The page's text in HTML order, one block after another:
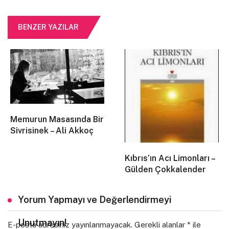
aynı durumda olduğunu söyleyene dek. O gece yani
kasımın on sekizinde tüm eşyalarımızı kitaplarımız da
elbiseler kalmıştı ve neden yaktığımızı ikimiz de
bilmiyorduk. O geceyi bizim sokağın biraz ilerisinde bir
pazar yerinin misafirhanesinde geçirdik.
Misafir olarak kaldığımız pazar yerinin ilginç
tarafı ise bu pazarda ne meyve sebze ne de araba
alınıp satılıyordu. Burası Arkadaş Pazarıydı. Bu pazara
insanlar kendilerine arkadaş kiralamak için gelirlerdi.
hünerlere sahipti. Kimi ressam, kimi kumarbaz, kimi de
yeteneği olmadığı için kendilerini bu pazarda kiraya
veriyorlardı. O gecenin sabahında arkadaşımla
BENZER YAZILAR
Memurun Masasında Bir
Sivrisinek – Ali Akkoç
Kıbrıs’ın Acı Limonları –
Gülden Çokkalender
Yorum Yapmayı ve Değerlendirmeyi
Unutmayın!
E-posta adresiniz yayınlanmayacak. Gerekli alanlar * ile